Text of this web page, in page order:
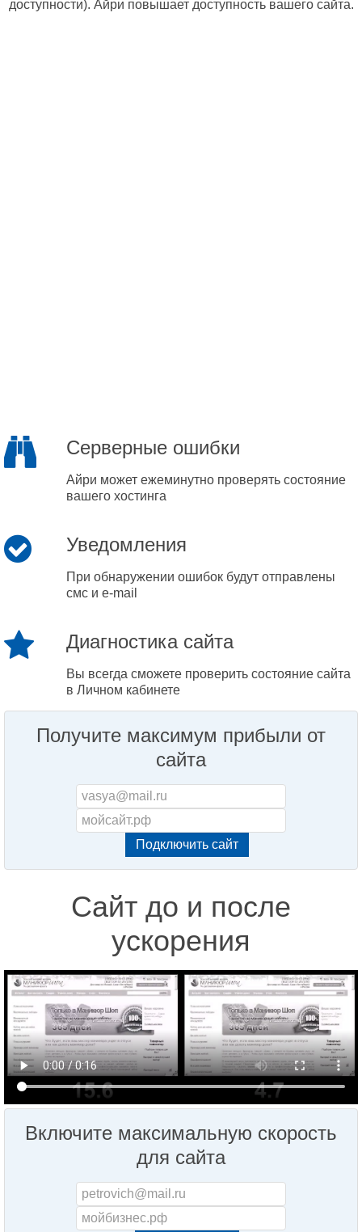
доступности). Айри повышает доступность вашего сайта.
Серверные ошибки
Айри может ежеминутно проверять состояние
вашего хостинга
Уведомления
При обнаружении ошибок будут отправлены
смс и e-mail
Диагностика сайта
Вы всегда сможете проверить состояние сайта
в Личном кабинете
Получите максимум прибыли от
сайта
Сайт до и после
ускорения
Включите максимальную скорость
для сайта